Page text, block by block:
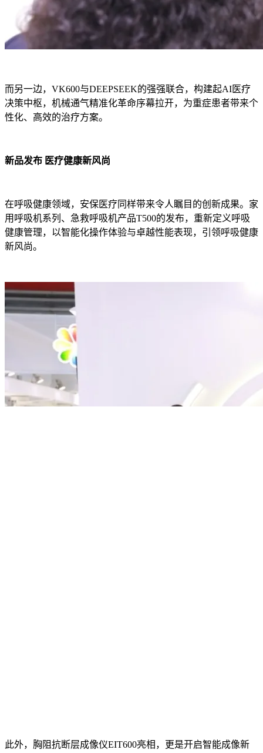
而另一边，VK600与DEEPSEEK的强强联合，构建起AI医疗
决策中枢，机械通气精准化革命序幕拉开，为重症患者带来个
性化、高效的治疗方案。
新品发布 医疗健康新风尚
在呼吸健康领域，安保医疗同样带来令人瞩目的创新成果。家
用呼吸机系列、急救呼吸机产品T500的发布，重新定义呼吸
健康管理，以智能化操作体验与卓越性能表现，引领呼吸健康
新风尚。
此外，胸阻抗断层成像仪EIT600亮相，更是开启智能成像新